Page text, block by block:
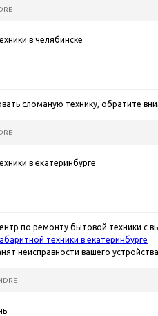
в челябинске
сломаную технику, обратите
в екатеринбурге
по ремонту бытовой техники с
техники в екатеринбурге
неисправности вашего